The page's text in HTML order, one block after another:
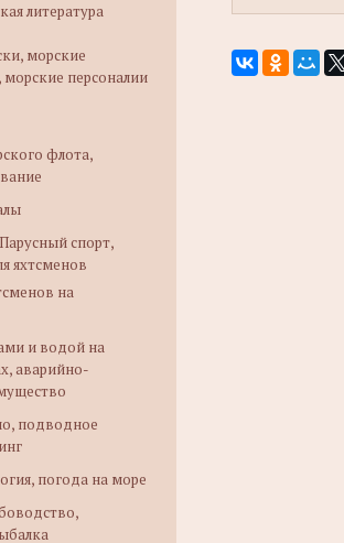
литература
морские
морские персоналии
флота,
спорт,
яхтсменов
на
и водой на
аварийно-
подводное
погода на море